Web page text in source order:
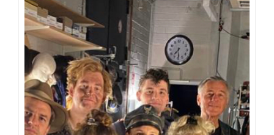
Player